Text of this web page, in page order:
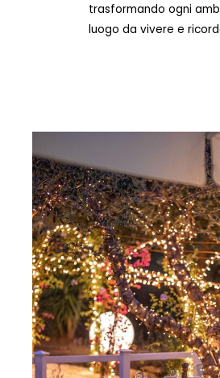
trasformando ogni
luogo da vivere e